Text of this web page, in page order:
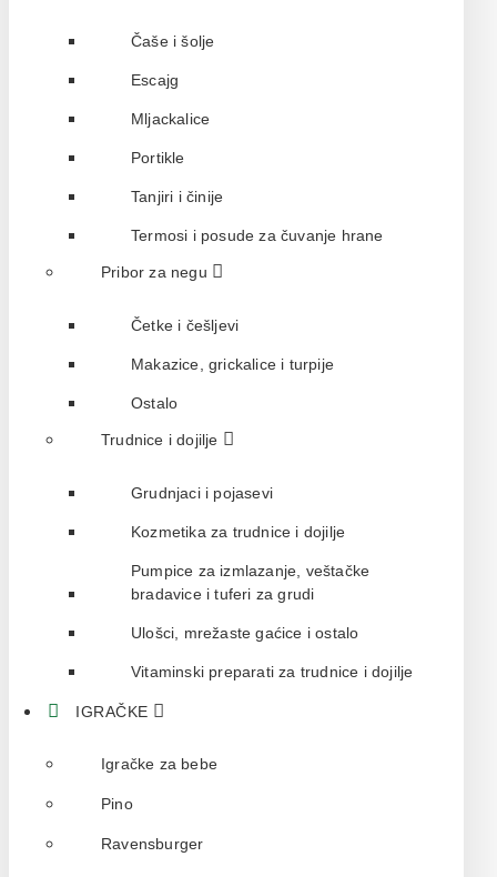
Čaše i šolje
Escajg
Mljackalice
Portikle
Tanjiri i činije
Termosi i posude za čuvanje hrane
Pribor za negu
Četke i češljevi
Makazice, grickalice i turpije
Ostalo
Trudnice i dojilje
Grudnjaci i pojasevi
Kozmetika za trudnice i dojilje
Pumpice za izmlazanje, veštačke
bradavice i tuferi za grudi
Ulošci, mrežaste gaćice i ostalo
Vitaminski preparati za trudnice i dojilje
IGRAČKE
Igračke za bebe
Pino
Ravensburger